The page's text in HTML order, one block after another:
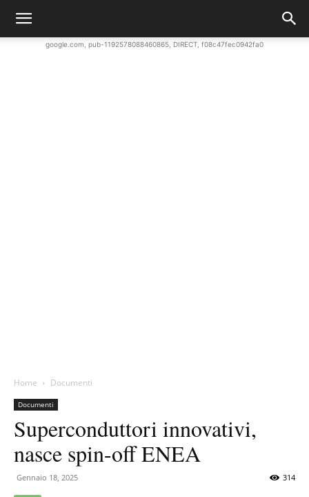
google.com, pub-1192578088460865, DIRECT, f08c47fec0942fa0
Home Documenti
Documenti
Superconduttori innovativi,
nasce spin-off ENEA
Gennaio 18, 2025 314